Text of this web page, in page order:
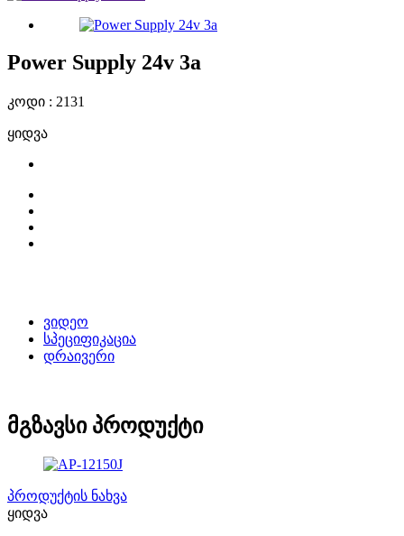
Power Supply 24v 3a
კოდი : 2131
ყიდვა
ვიდეო
სპეციფიკაცია
დრაივერი
მგზავსი პროდუქტი
პროდუქტის ნახვა
ყიდვა